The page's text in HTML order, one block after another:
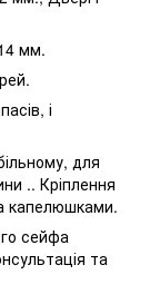
мм.
і
для
.. Кріплення
капелюшками.
сейфа
та